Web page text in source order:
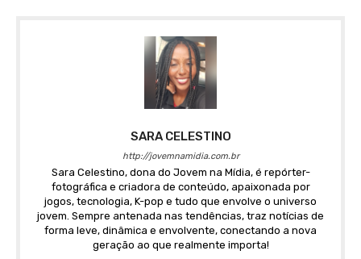
SARA CELESTINO
http://jovemnamidia.com.br
Sara Celestino, dona do Jovem na Mídia, é repórter-
fotográfica e criadora de conteúdo, apaixonada por
jogos, tecnologia, K-pop e tudo que envolve o universo
jovem. Sempre antenada nas tendências, traz notícias de
forma leve, dinâmica e envolvente, conectando a nova
geração ao que realmente importa!